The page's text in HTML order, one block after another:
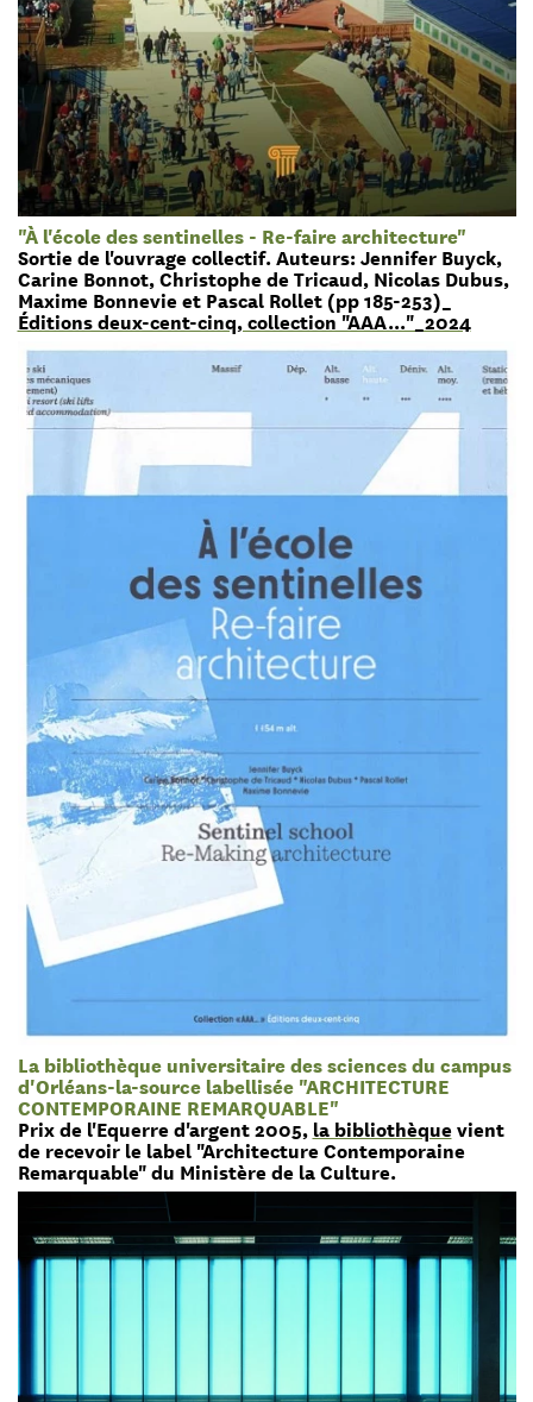
"À l'école des sentinelles - Re-faire architecture"
Sortie de l'ouvrage collectif. Auteurs: Jennifer Buyck,
Carine Bonnot, Christophe de Tricaud, Nicolas Dubus,
Maxime Bonnevie et Pascal Rollet (pp 185-253)_
Éditions deux-cent-cinq, collection "AAA..."_2024
La bibliothèque universitaire des sciences du campus
d'Orléans-la-source labellisée "ARCHITECTURE
CONTEMPORAINE REMARQUABLE"
Prix de l'Equerre d'argent 2005, la bibliothèquevient
de recevoir le label "Architecture Contemporaine
Remarquable" du Ministère de la Culture.